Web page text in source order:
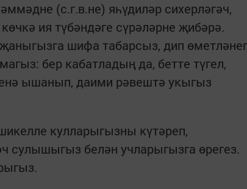
(с.г.в.не) яһүдиләр сихерләгәч,
ия түбәндәге сүрәләрне җибәрә.
шифа табарсыз, дип
бер кабатладың да, бетте түгел,
ышанып, даими рәвештә укыгыз
кулларыгызны күтәреп,
сулышыгыз белән учларыгызга өрегез.